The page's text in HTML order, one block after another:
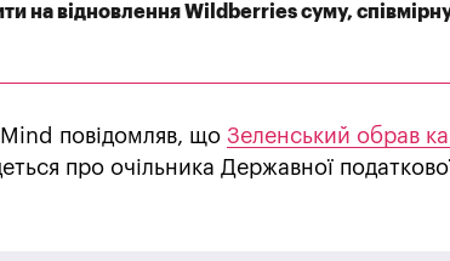
на відновлення Wildberries суму,
повідомляв, що Зеленський обрав
про очільника Державної